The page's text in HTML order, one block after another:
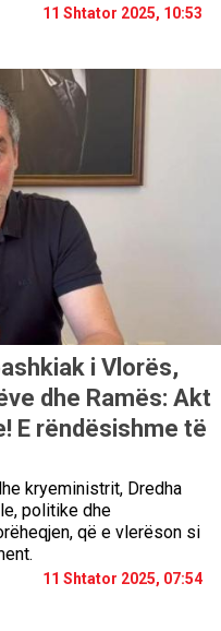
11 Shtator 2025, 10:53
i Vlorës,
dhe Ramës: Akt
E rëndësishme të
kryeministrit, Dredha
politike dhe
që e vlerëson si
11 Shtator 2025, 07:54